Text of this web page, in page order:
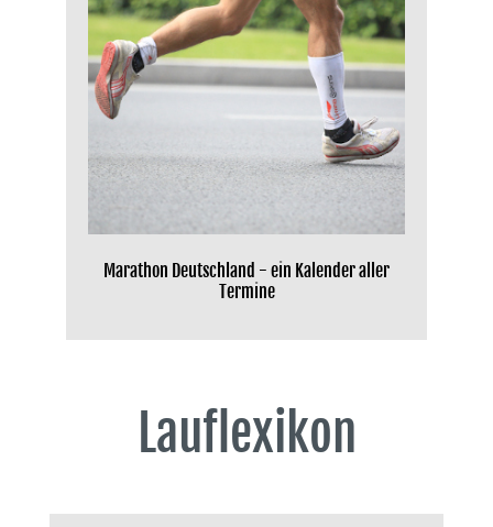
Marathon Deutschland - ein Kalender aller
Termine
Lauflexikon